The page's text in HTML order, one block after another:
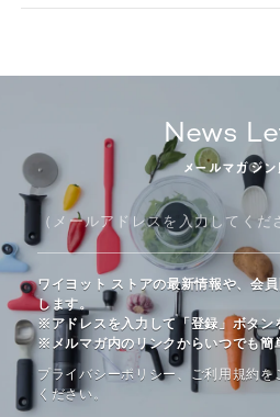
News
メールマガジ
ワイヨット ストアの最新情報や、会
します。
※アドレスを入力して「登録」ボタン
※メルマガ内のリンクからいつでも簡
プライバシーポリシー、ご利⽤規約
ください。